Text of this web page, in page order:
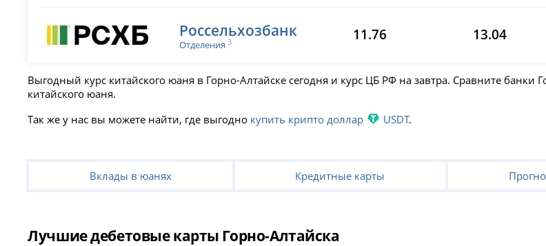
Россельхозбанк
Отделения 3 11.76 13.04
Выгодный курс китайского юаня в Горно-Алтайске сегодня и курс ЦБ РФ на завтра. Сравните
китайского юаня.
Так же у нас вы можете найти, где выгодно купить крипто доллар USDT.
Вклады в юанях Кредитные карты
Лучшие дебетовые карты Горно-Алтайска